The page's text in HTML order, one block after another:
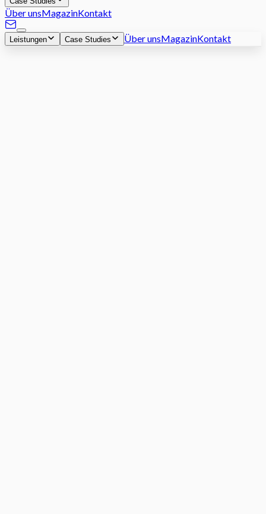
Über unsMagazinKontakt
Leistungen Case Studies Über unsMagazinKontakt